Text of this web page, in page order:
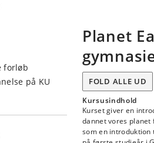
forløb
på KU
Planet
FOLD ALLE UD
Kursusindhold
Kurset giver en
dannet vores
som en introduktion